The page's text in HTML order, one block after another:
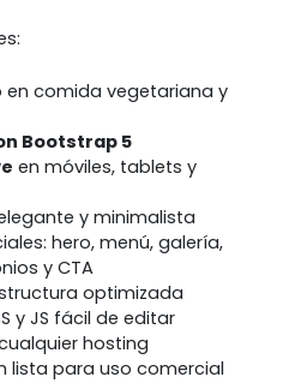
en comida vegetariana y
Bootstrap 5
en móviles, tablets y
y minimalista
hero, menú, galería,
y CTA
optimizada
y JS fácil de editar
hosting
lista para uso comercial